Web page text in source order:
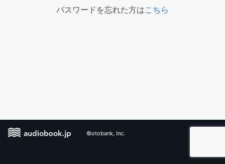
パスワードを忘れた方はこちら
©otobank, Inc.